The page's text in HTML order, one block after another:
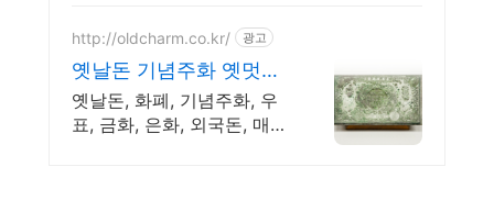
http://oldcharm.co.kr/ 광고
옛날돈 기념주화 옛멋화
폐사
옛날돈, 화폐, 기념주화, 우
표, 금화, 은화, 외국돈, 매매